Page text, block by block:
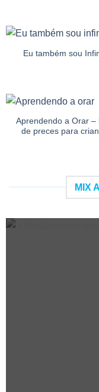
Eu também sou
Aprendendo a Orar –
de preces para
MIX